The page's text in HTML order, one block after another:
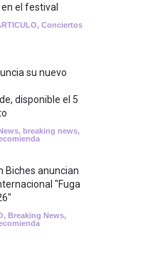
el festival
, Conciertos
su nuevo
disponible el 5
, breaking news,
Biches anuncian
"Fuga
, Breaking News,